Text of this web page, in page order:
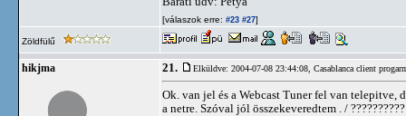
[válaszok erre: #23 #27]
Zöldfülű
hikjma 21. Elküldve: 2004-07-08 23:44:08, Casablanca client
Ok. van jel és a Webcast Tuner fel van
a netre. Szóval jól összekeveredtem . /